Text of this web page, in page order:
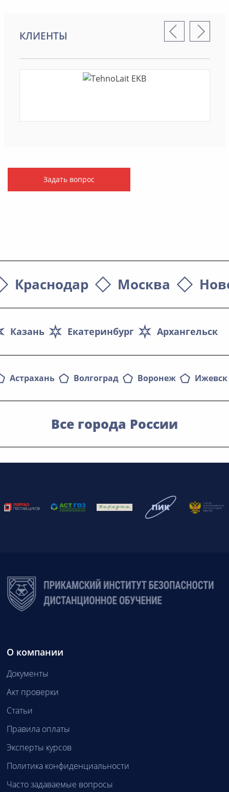
КЛИЕНТЫ
Задать вопрос
Краснодар Москва
Архангельск
Екатеринбург
Казань
Астрахань Волгоград Воронеж Ижевск
Все города России
О компании
Документы
Акт проверки
Статьи
Правила оплаты
Эксперты курсов
Политика конфиденциальности
Часто задаваемые вопросы